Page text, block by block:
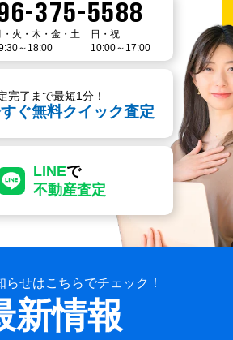
375-5588
・火・木・金・土
～18:00
日・祝
10:00～17:00
完了まで最短1分！
ぐ無料クイック査定
LINEで
不動産査定
らせはこちらでチェック！
新情報